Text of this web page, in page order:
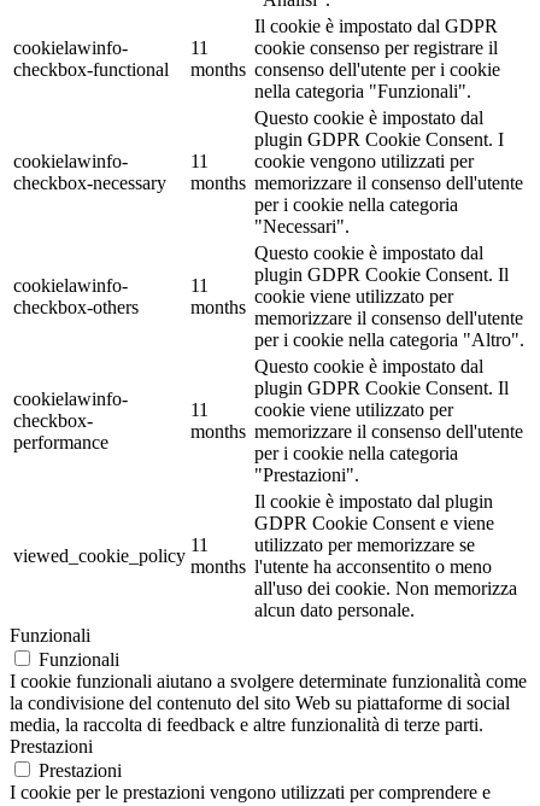
cookielawinfo-
checkbox-functional
11
months
Il cookie è impostato dal GDPR
cookie consenso per registrare il
consenso dell'utente per i cookie
nella categoria "Funzionali".
cookielawinfo-
checkbox-necessary
11
months
Questo cookie è impostato dal
plugin GDPR Cookie Consent. I
cookie vengono utilizzati per
memorizzare il consenso dell'utente
per i cookie nella categoria
"Necessari".
cookielawinfo-
checkbox-others
11
months
Questo cookie è impostato dal
plugin GDPR Cookie Consent. Il
cookie viene utilizzato per
memorizzare il consenso dell'utente
per i cookie nella categoria "Altro".
cookielawinfo-
checkbox-
performance
11
months
Questo cookie è impostato dal
plugin GDPR Cookie Consent. Il
cookie viene utilizzato per
memorizzare il consenso dell'utente
per i cookie nella categoria
"Prestazioni".
viewed_cookie_policy
11
months
Il cookie è impostato dal plugin
GDPR Cookie Consent e viene
utilizzato per memorizzare se
l'utente ha acconsentito o meno
all'uso dei cookie. Non memorizza
alcun dato personale.
Funzionali
Funzionali
I cookie funzionali aiutano a svolgere determinate funzionalità come
la condivisione del contenuto del sito Web su piattaforme di social
media, la raccolta di feedback e altre funzionalità di terze parti.
Prestazioni
Prestazioni
I cookie per le prestazioni vengono utilizzati per comprendere e